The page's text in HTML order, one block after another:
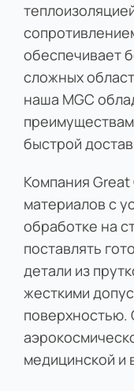
обеспечивает
сложных
наша MGC
быстрой
Компания Great
материалов с
обработке на
поставлять
детали из
жесткими
поверхностью.
медицинской и